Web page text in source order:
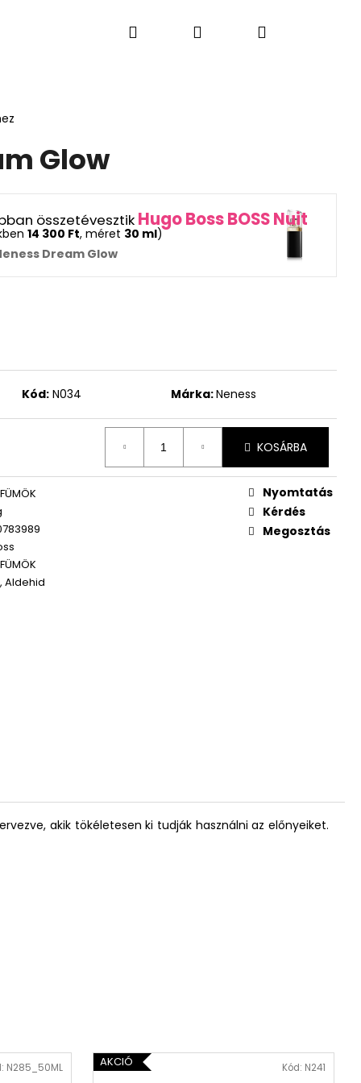
LAKÁSI ÉS AUTÓ ILLATOK
KeresésBejelentkezés
Kosár
Glow
összetévesztik Hugo Boss BOSS Nuit
14 300 Ft, méret 30 ml)
Dream Glow
Kód: N034 Márka:Neness
KOSÁRBA
Aldehid
Nyomtatás
Kérdés
Megosztás
akik tökéletesen ki tudják használni az előnyeiket.
N285_50ML AKCIÓ Kód: N241